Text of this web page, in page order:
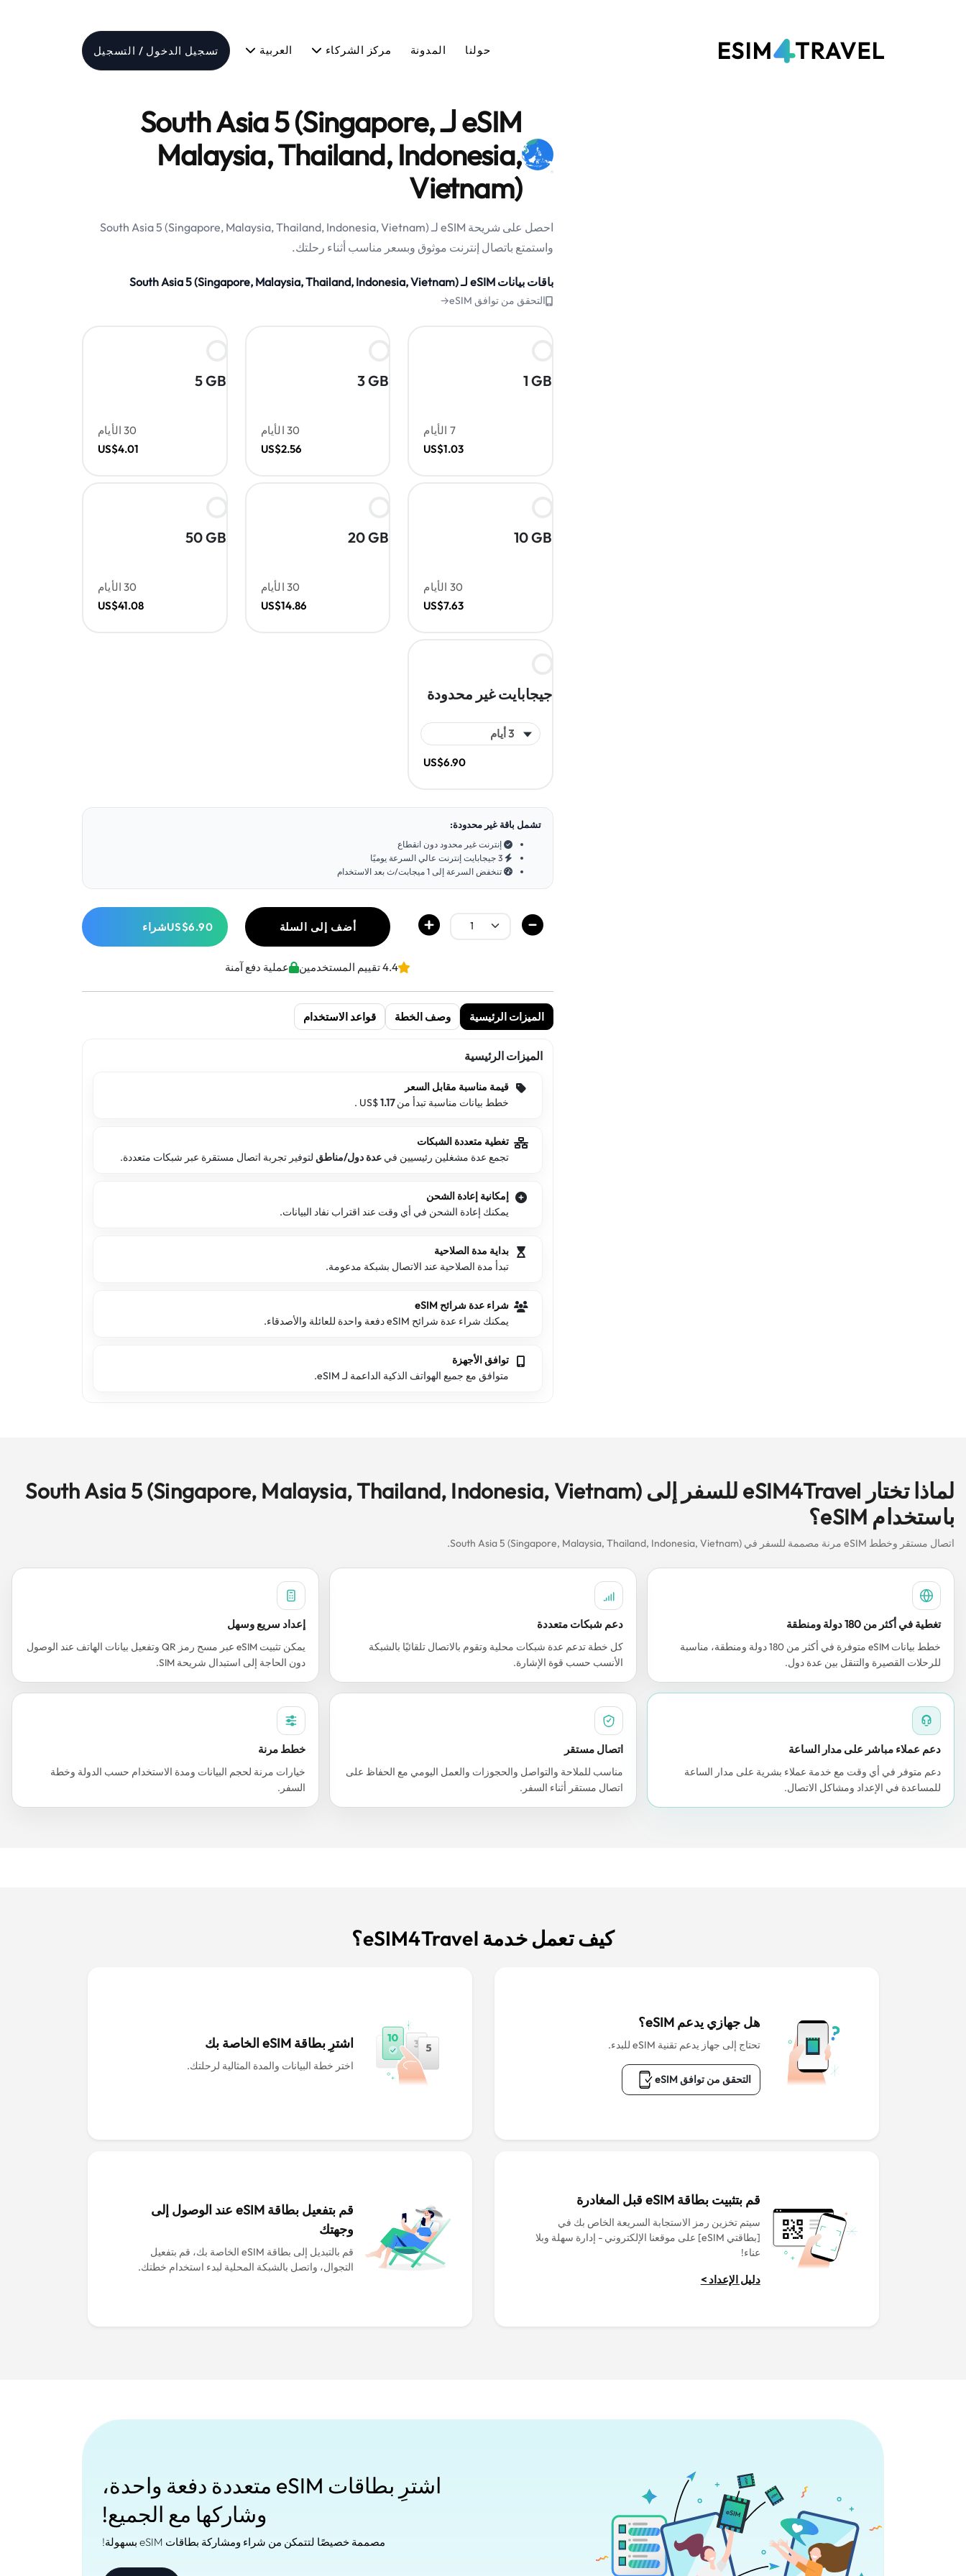
حولنا المدونة مركز الشركاء العربية تسجيل الدخول / التسجيل
eSIM لـ South Asia 5 (Singapore,
Malaysia, Thailand, Indonesia,
Vietnam)
احصل على شريحة eSIM لـ South Asia 5 (Singapore, Malaysia, Thailand, Indonesia, Vietnam)
واستمتع باتصال إنترنت موثوق وبسعر مناسب أثناء رحلتك.
باقات بيانات eSIM لـ South Asia 5 (Singapore, Malaysia, Thailand, Indonesia, Vietnam)
التحقق من توافق eSIM→
1 GB
7 الأيام
US$1.03
3 GB
30 الأيام
US$2.56
5 GB
30 الأيام
US$4.01
10 GB
30 الأيام
US$7.63
20 GB
30 الأيام
US$14.86
50 GB
30 الأيام
US$41.08
جيجابايت غير محدودة
US$6.90
تشمل باقة غير محدودة:
إنترنت غير محدود دون انقطاع
3 جيجابايت إنترنت عالي السرعة يوميًا
تنخفض السرعة إلى 1 ميجابت/ث بعد الاستخدام
أضف إلى السلة شراءUS$6.90
4.4 تقييم المستخدمين عملية دفع آمنة
الميزات الرئيسية وصف الخطة قواعد الاستخدام
الميزات الرئيسية
قيمة مناسبة مقابل السعر
خطط بيانات مناسبة تبدأ من US$1.17
.
تغطية متعددة الشبكات
تجمع عدة مشغلين رئيسيين في عدة دول/مناطق لتوفير تجربة اتصال مستقرة عبر شبكات متعددة.
إمكانية إعادة الشحن
يمكنك إعادة الشحن في أي وقت عند اقتراب نفاد البيانات.
بداية مدة الصلاحية
تبدأ مدة الصلاحية عند الاتصال بشبكة مدعومة.
شراء عدة شرائح eSIM
يمكنك شراء عدة شرائح eSIM دفعة واحدة للعائلة والأصدقاء.
توافق الأجهزة
متوافق مع جميع الهواتف الذكية الداعمة لـ eSIM.
لماذا تختار eSIM4Travel للسفر إلى South Asia 5 (Singapore, Malaysia, Thailand, Indonesia, Vietnam)
باستخدام eSIM؟
اتصال مستقر وخطط eSIM مرنة مصممة للسفر في South Asia 5 (Singapore, Malaysia, Thailand, Indonesia, Vietnam).
تغطية في أكثر من 180 دولة ومنطقة
خطط بيانات eSIM متوفرة في أكثر من 180 دولة ومنطقة، مناسبة
للرحلات القصيرة والتنقل بين عدة دول.
دعم شبكات متعددة
كل خطة تدعم عدة شبكات محلية وتقوم بالاتصال تلقائيًا بالشبكة
الأنسب حسب قوة الإشارة.
إعداد سريع وسهل
يمكن تثبيت eSIM عبر مسح رمز QR وتفعيل بيانات الهاتف عند الوصول
دون الحاجة إلى استبدال شريحة SIM.
دعم عملاء مباشر على مدار الساعة
دعم متوفر في أي وقت مع خدمة عملاء بشرية على مدار الساعة
للمساعدة في الإعداد ومشاكل الاتصال.
اتصال مستقر
مناسب للملاحة والتواصل والحجوزات والعمل اليومي مع الحفاظ على
اتصال مستقر أثناء السفر.
خطط مرنة
خيارات مرنة لحجم البيانات ومدة الاستخدام حسب الدولة وخطة
السفر.
كيف تعمل خدمة eSIM4Travel؟
هل جهازي يدعم eSIM؟
تحتاج إلى جهاز يدعم تقنية eSIM للبدء.
التحقق من توافق eSIM
اشترِ بطاقة eSIM الخاصة بك
اختر خطة البيانات والمدة المثالية لرحلتك.
قم بتثبيت بطاقة eSIM قبل المغادرة
سيتم تخزين رمز الاستجابة السريعة الخاص بك في
[بطاقتي eSIM] على موقعنا الإلكتروني - إدارة سهلة وبلا
عناء!
دليل الإعداد >
قم بتفعيل بطاقة eSIM عند الوصول إلى
وجهتك
قم بالتبديل إلى بطاقة eSIM الخاصة بك، قم بتفعيل
التجوال، واتصل بالشبكة المحلية لبدء استخدام خطتك.
اشترِ بطاقات eSIM متعددة دفعة واحدة،
وشاركها مع الجميع!
مصممة خصيصًا لتتمكن من شراء ومشاركة بطاقات eSIM بسهولة!